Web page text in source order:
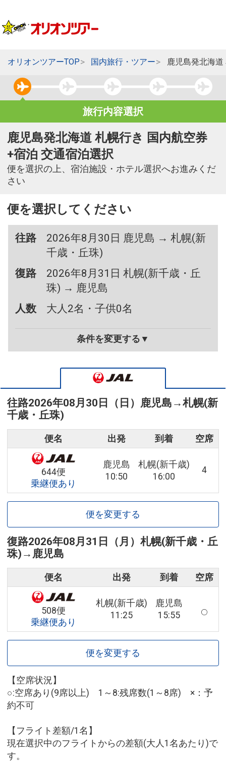
オリオンツアーTOP 国内旅行・ツアー 鹿児島発北海
旅行内容選択
鹿児島発北海道 札幌行き 国内航空券
+宿泊 交通宿泊選択
便を選択の上、宿泊施設・ホテル選択へお進みくだ
さい
便を選択してください
往路
2026年8月30日 鹿児島 → 札幌(新
千歳・丘珠)
復路
2026年8月31日 札幌(新千歳・丘
珠) → 鹿児島
人数
大人2名・子供0名
条件を変更する▼
往路2026年08月30日（日） 鹿児島 →札幌(新
千歳・丘珠)
便名 出発 到着 空席
644便
乗継便あり
鹿児島
10:50
札幌(新千歳)
16:00
4
便を変更する
復路2026年08月31日（月） 札幌(新千歳・丘
珠) → 鹿児島
便名 出発 到着 空席
508便
乗継便あり
札幌(新千歳)
11:25
鹿児島
15:55
便を変更する
【空席状況】
○:空席あり(9席以上) 1～8:残席数(1～8席) ×：予
約不可
【フライト差額/1名】
現在選択中のフライトからの差額(大人1名あたり)で
す。